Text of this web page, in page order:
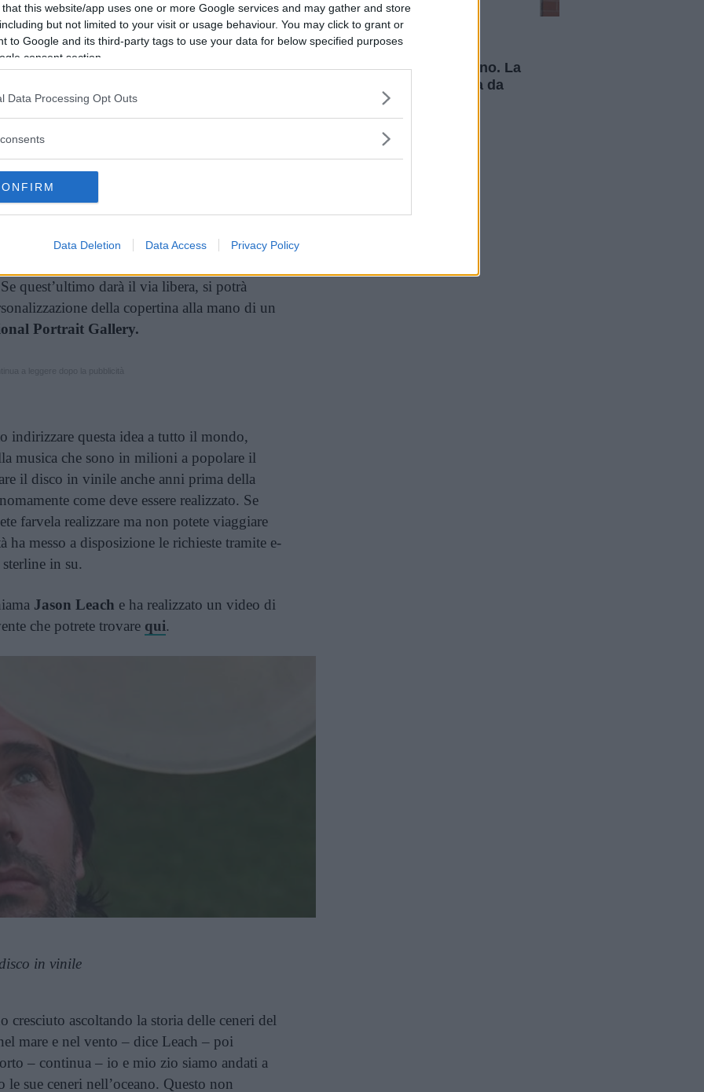
that this website/app uses one or more Google services and may gather and store
but not limited to your visit or usage behaviour. You may click to grant or
to Google and its third-party tags to use your data for below specified purposes
consent section.
Data Processing Opt Outs
Data Deletion Data Access Privacy Policy
la
quest’ultimo darà il via libera, si potrà
della copertina alla mano di un
Portrait Gallery.
indirizzare questa idea a tutto il mondo,
musica che sono in milioni a popolare il
il disco in vinile anche anni prima della
come deve essere realizzato. Se
farvela realizzare ma non potete viaggiare
messo a disposizione le richieste tramite e-
in su.
Jason Leach e ha realizzato un video di
che potrete trovare qui.
in vinile
cresciuto ascoltando la storia delle ceneri del
mare e nel vento – dice Leach – poi
– continua – io e mio zio siamo andati a
le sue ceneri nell’oceano. Questo non
News
Morte di Dafne
Rebaudo, resta in
carcere il compagno. La
30enne precipitata da
un palazzo